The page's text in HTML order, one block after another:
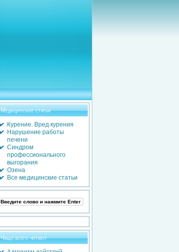
Медицинские статьи
Курение. Вред курения
Нарушение работы
печени
Синдром
профессионального
выгорания
Озена
Все медицинские статьи
Чаще всего читают